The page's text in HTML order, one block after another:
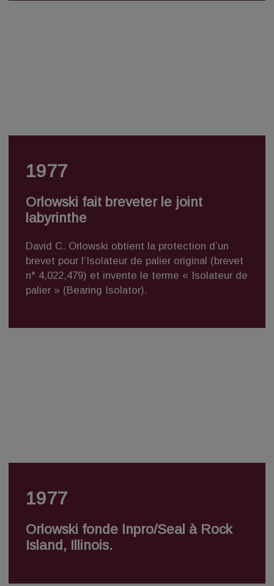
1977
Orlowski fait breveter le joint
labyrinthe
David C. Orlowski obtient la protection d’un
brevet pour l’Isolateur de palier original (brevet
n° 4,022,479) et invente le terme « Isolateur de
palier » (Bearing Isolator).
1977
Orlowski fonde Inpro/Seal à Rock
Island, Illinois.